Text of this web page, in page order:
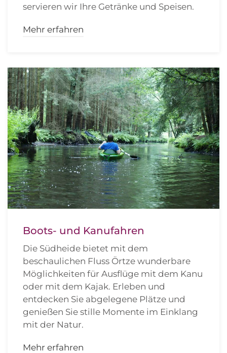
servieren wir Ihre Getränke und Speisen.
Mehr erfahren
Boots- und Kanufahren
Die Südheide bietet mit dem
beschaulichen Fluss Örtze wunderbare
Möglichkeiten für Ausflüge mit dem Kanu
oder mit dem Kajak. Erleben und
entdecken Sie abgelegene Plätze und
genießen Sie stille Momente im Einklang
mit der Natur.
Mehr erfahren